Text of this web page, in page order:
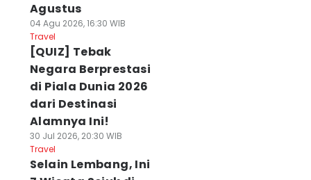
Agustus
04 Agu 2026, 16:30 WIB
Travel
[QUIZ] Tebak
Negara Berprestasi
di Piala Dunia 2026
dari Destinasi
Alamnya Ini!
30 Jul 2026, 20:30 WIB
Travel
Selain Lembang, Ini